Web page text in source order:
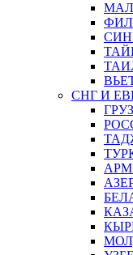
СНГ И